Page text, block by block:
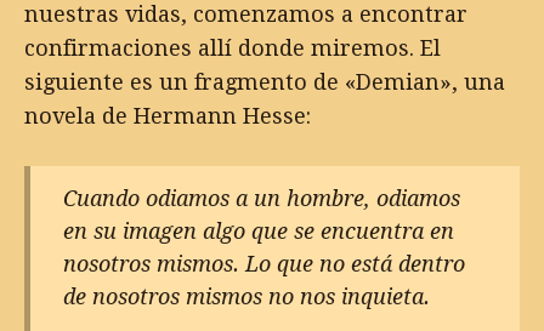
nuestras vidas, comenzamos a encontrar
confirmaciones allí donde miremos. El
siguiente es un fragmento de «Demian», una
novela de Hermann Hesse:
Cuando odiamos a un hombre, odiamos
en su imagen algo que se encuentra en
nosotros mismos. Lo que no está dentro
de nosotros mismos no nos inquieta.